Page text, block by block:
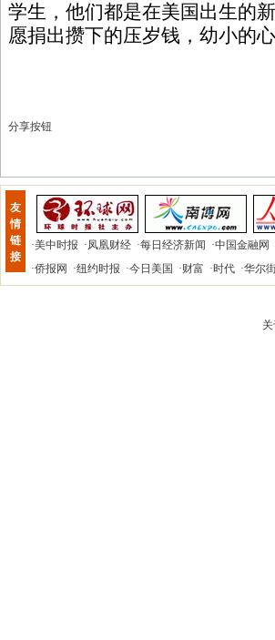
学生，他们都是在美国出生的
愿捐出攒下的压岁钱，幼小的
分享按钮
友
情
链
接
·美中时报 ·凤凰财经 ·每日经济新闻 ·中国金融网
·侨报网 ·纽约时报 ·今日美国 ·财富 ·时代 ·华尔